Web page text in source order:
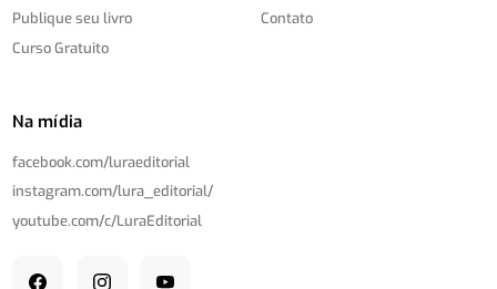
Publique seu livro
Curso Gratuito
Contato
Na mídia
facebook.com/luraeditorial
instagram.com/lura_editorial/
youtube.com/c/LuraEditorial